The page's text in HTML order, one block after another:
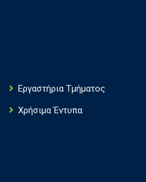
Εργαστήρια Τμήματος
Χρήσιμα Έντυπα